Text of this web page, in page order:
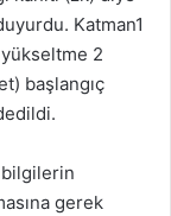
Katman1
2
başlangıç
bilgilerin
gerek